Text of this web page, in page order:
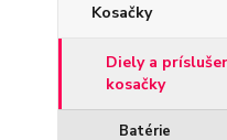
Kosačky
Diely a
kosačky
Batérie